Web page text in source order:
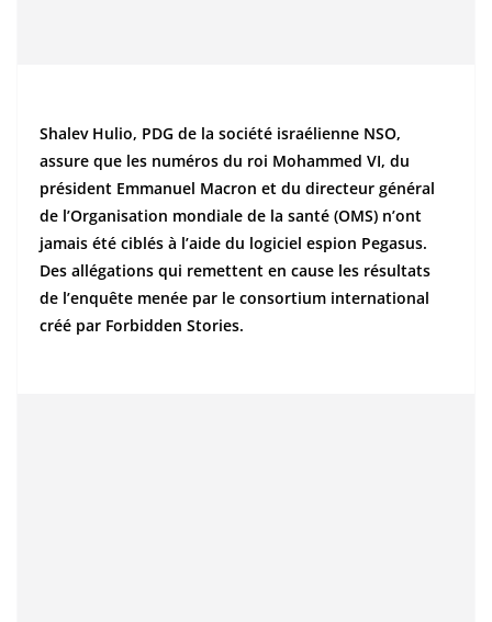
Shalev Hulio, PDG de la société israélienne NSO,
assure que les numéros du roi Mohammed VI, du
président Emmanuel Macron et du directeur général
de l’Organisation mondiale de la santé (OMS) n’ont
jamais été ciblés à l’aide du logiciel espion Pegasus.
Des allégations qui remettent en cause les résultats
de l’enquête menée par le consortium international
créé par Forbidden Stories.